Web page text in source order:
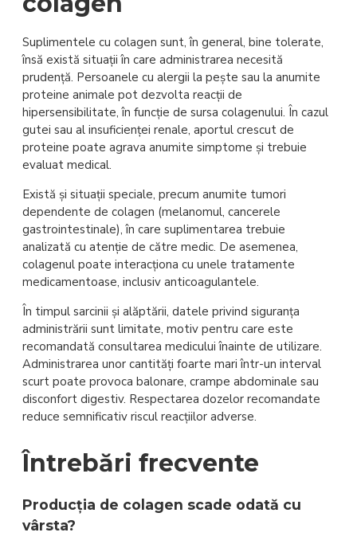
Suplimentele cu colagen sunt, în general, bine tolerate,
însă există situații în care administrarea necesită
prudență. Persoanele cu alergii la pește sau la anumite
proteine animale pot dezvolta reacții de
hipersensibilitate, în funcție de sursa colagenului. În cazul
gutei sau al insuficienței renale, aportul crescut de
proteine poate agrava anumite simptome și trebuie
evaluat medical.
Există și situații speciale, precum anumite tumori
dependente de colagen (melanomul, cancerele
gastrointestinale), în care suplimentarea trebuie
analizată cu atenție de către medic. De asemenea,
colagenul poate interacționa cu unele tratamente
medicamentoase, inclusiv anticoagulantele.
În timpul sarcinii și alăptării, datele privind siguranța
administrării sunt limitate, motiv pentru care este
recomandată consultarea medicului înainte de utilizare.
Administrarea unor cantități foarte mari într-un interval
scurt poate provoca balonare, crampe abdominale sau
disconfort digestiv. Respectarea dozelor recomandate
reduce semnificativ riscul reacțiilor adverse.
Întrebări frecvente
Producția de colagen scade odată cu
vârsta?